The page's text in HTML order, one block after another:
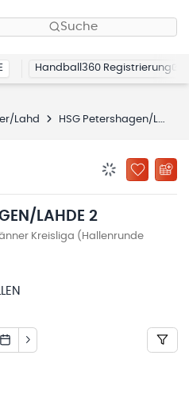
Suche
Handball360 Registrierung
Lahd HSG Petershagen/Lahde 2
ZU
LAHDE 2
Kreisliga (Hallenrunde